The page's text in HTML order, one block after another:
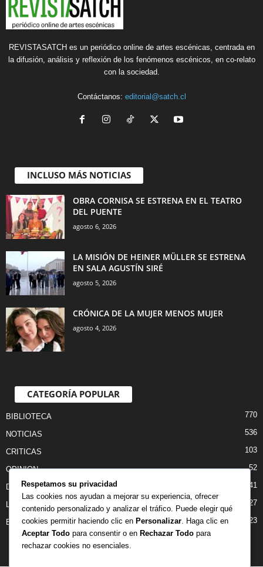
REVISTASATCH es un periódico online de artes escénicas, centrada en
la difusión, análisis y reflexión de los fenómenos escénicos, en co-relato
con la sociedad.
Contáctanos: editorial@satch.cl
INCLUSO MÁS NOTICIAS
OBRA CORNISA SE ESTRENA EN EL TEATRO
DEL PUENTE
agosto 6, 2026
LA MISIÓN DE HEINER MÜLLER SE ESTRENA
EN SALA AGUSTÍN SIRÉ
agosto 5, 2026
CRÓNICA DE LA MUJER MENOS MUJER
agosto 4, 2026
CATEGORÍA POPULAR
BIBLIOTECA 770
NOTICIAS 536
CRITICAS 103
OPINION 52
DANZA 41
LIBROS 27
ENTREVISTAS 23
Respetamos su privacidad
Las cookies nos ayudan a mejorar su experiencia, ofrecer
contenido personalizado y analizar el tráfico. Puede elegir qué
cookies permitir haciendo clic en Personalizar . Haga clic en
Aceptar Todo para consentir o en Rechazar Todo para
rechazar cookies no esenciales.